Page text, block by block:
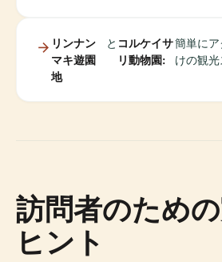
リンナン
マキ遊園
地
と コルケイサ
リ動物園:
簡単に
けの観光
訪問者のため
ヒント